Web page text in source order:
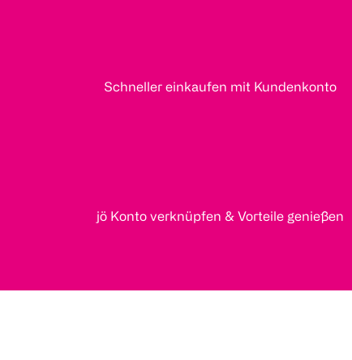
Schneller einkaufen mit Kundenkonto
jö Konto verknüpfen & Vorteile genießen